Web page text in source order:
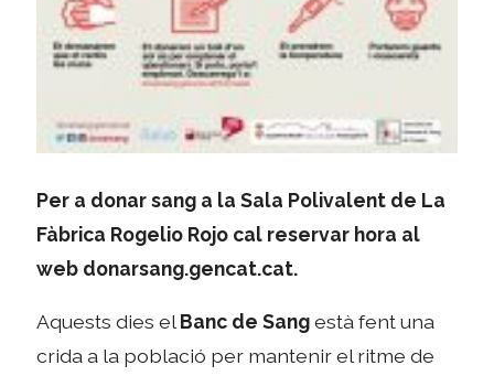
Per a donar sang a la Sala Polivalent de La
Fàbrica Rogelio Rojo cal reservar hora al
web donarsang.gencat.cat.
Aquests dies el Banc de Sangestà fent una
crida a la població per mantenir el ritme de